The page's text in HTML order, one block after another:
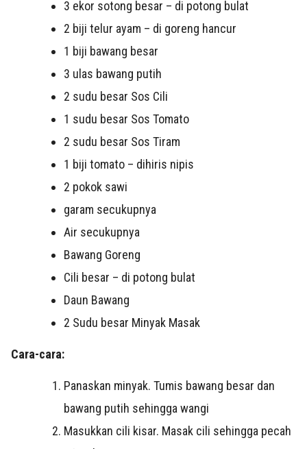
3 ekor sotong besar – di potong bulat
2 biji telur ayam – di goreng hancur
1 biji bawang besar
3 ulas bawang putih
2 sudu besar Sos Cili
1 sudu besar Sos Tomato
2 sudu besar Sos Tiram
1 biji tomato – dihiris nipis
2 pokok sawi
garam secukupnya
Air secukupnya
Bawang Goreng
Cili besar – di potong bulat
Daun Bawang
2 Sudu besar Minyak Masak
Cara-cara:
Panaskan minyak. Tumis bawang besar dan
bawang putih sehingga wangi
Masukkan cili kisar. Masak cili sehingga pecah